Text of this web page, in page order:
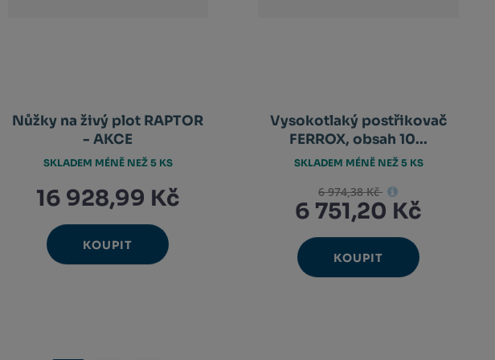
Nůžky na živý plot RAPTOR
- AKCE
16 928,99 Kč
Změnit
Navýšit
množství
Snížit
Ks
KOUPIT
SKLADEM MÉNĚ NEŽ 5 KS
Vysokotlaký postřikovač
FERROX, obsah 10...
6 974,38 Kč
6 751,20 Kč
Změnit
Navýšit
množství
Snížit
Ks
KOUPIT
SKLADEM MÉNĚ NEŽ 5 KS